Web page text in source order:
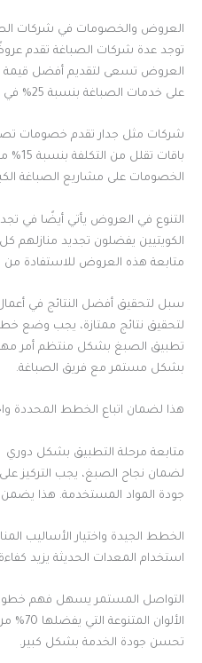
العروض والخصومات في شركات
توجد عدة شركات الصباغة تقدم
العروض تسعى لتقديم أفضل قيمة
على خدمات الصباغة بنسبة 25% في العام الماضي
باقات تقلل من التكلفة بنسبة 15% مقارنة بالخدمات الفردية
الخصومات على مشاريع الصباغة
الكويتيين يفضلون تجديد منازلهم كل 3-5 سنوات
متابعة هذه العروض للاستفادة من
سبل لتحقيق أفضل النتائج في
لتحقيق نتائج ممتازة، يجب وضع
تطبيق الصبغ بشكل منتظم أمر
بشكل مستمر مع فريق الصباغة.
هذا لضمان اتباع الخطط المحددة
متابعة مرحلة التطبيق بشكل دوري
لضمان نجاح الصبغ، يجب التركيز
جودة المواد المستخدمة. هذا يضمن
استخدام المعدات الحديثة يزيد كفاءة
التواصل المستمر يسهل فهم
الألوان المتنوعة التي يفضلها 70% من العملاء
تحسن جودة الخدمة بشكل كبير.